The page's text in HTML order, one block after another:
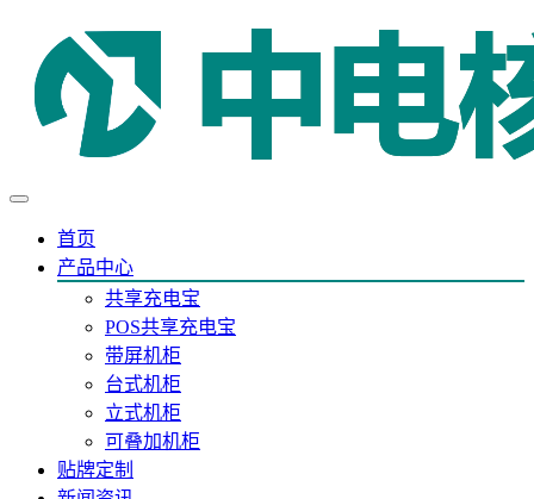
首页
产品中心
共享充电宝
POS共享充电宝
带屏机柜
台式机柜
立式机柜
可叠加机柜
贴牌定制